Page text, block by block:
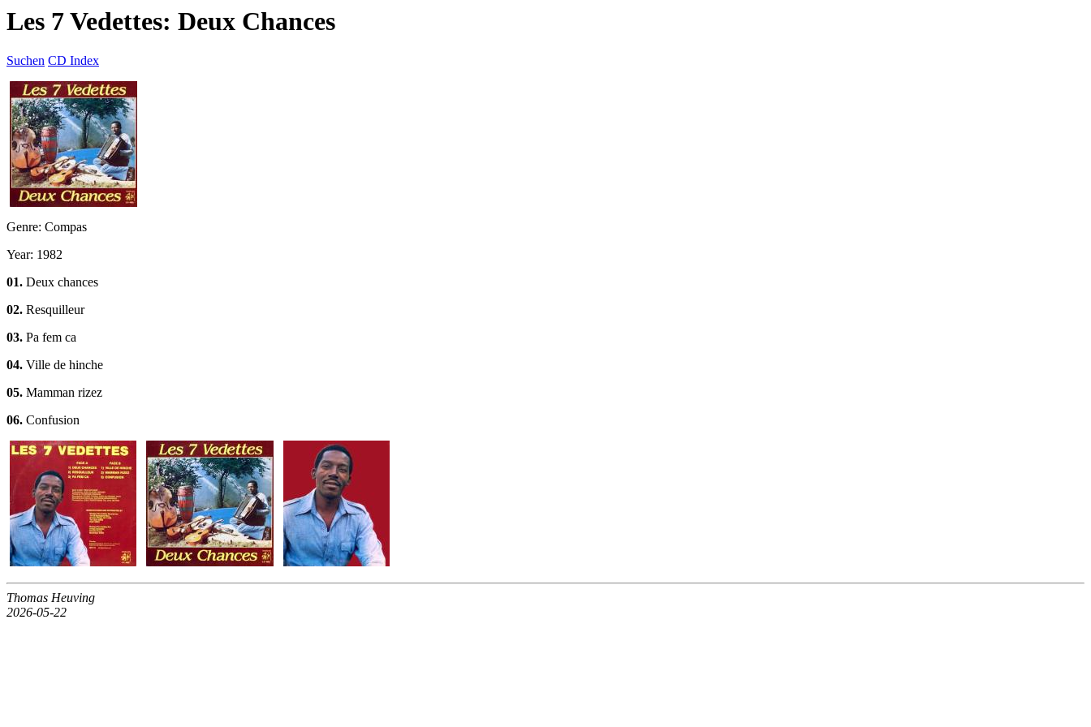
Les 7 Vedettes: Deux Chances
Suchen CD Index
Genre: Compas
Year: 1982
01. Deux chances
02. Resquilleur
03. Pa fem ca
04. Ville de hinche
05. Mamman rizez
06. Confusion
Thomas Heuving
2026-05-22